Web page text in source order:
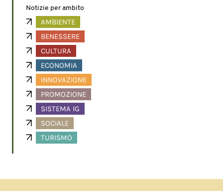
Notizie per ambito
AMBIENTE
BENESSERE
CULTURA
ECONOMIA
INNOVAZIONE
PROMOZIONE
SISTEMA IG
SOCIALE
TURISMO